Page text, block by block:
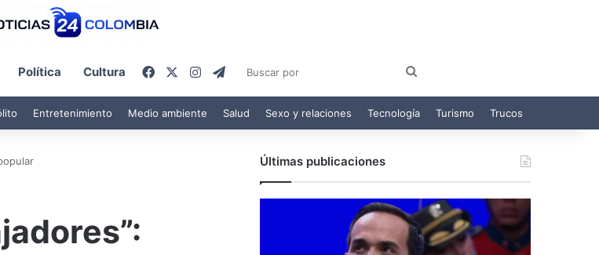
Política Cultura FacebookInstagram
Telegram
por
Entretenimiento Medio ambiente Salud Sexo y relaciones Tecnología Turismo Trucos
Últimas publicaciones